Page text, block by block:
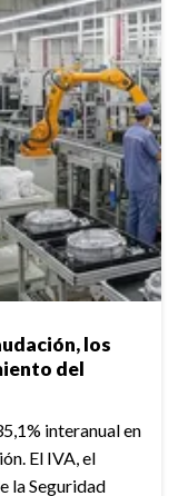
los
del
interanual en
El IVA, el
la Seguridad